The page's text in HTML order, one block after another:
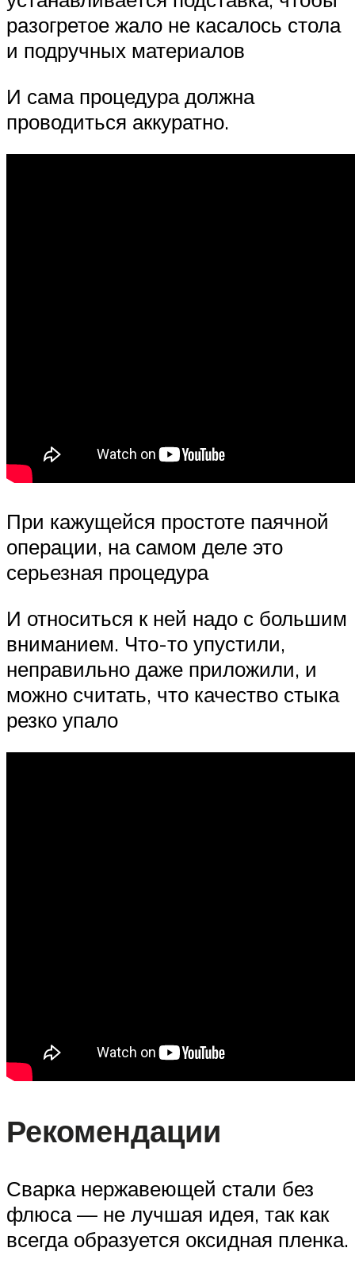
разогретое жало не касалось стола
и подручных материалов
И сама процедура должна
проводиться аккуратно.
При кажущейся простоте паячной
операции, на самом деле это
серьезная процедура
И относиться к ней надо с большим
вниманием. Что-то упустили,
неправильно даже приложили, и
можно считать, что качество стыка
резко упало
Рекомендации
Сварка нержавеющей стали без
флюса — не лучшая идея, так как
всегда образуется оксидная пленка.